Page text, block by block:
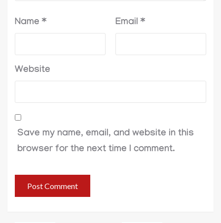
Name * Email *
Website
Save my name, email, and website in this
browser for the next time I comment.